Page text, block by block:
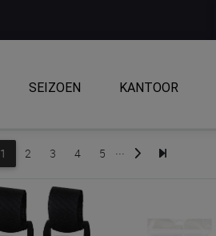
SEIZOEN KANTOOR
1 2 3 4 5 ...